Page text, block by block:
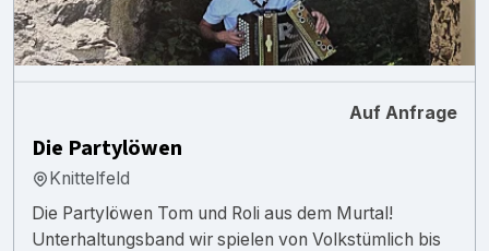
Auf Anfrage
Die Partylöwen
Knittelfeld
Die Partylöwen Tom und Roli aus dem Murtal!
Unterhaltungsband wir spielen von Volkstümlich bis